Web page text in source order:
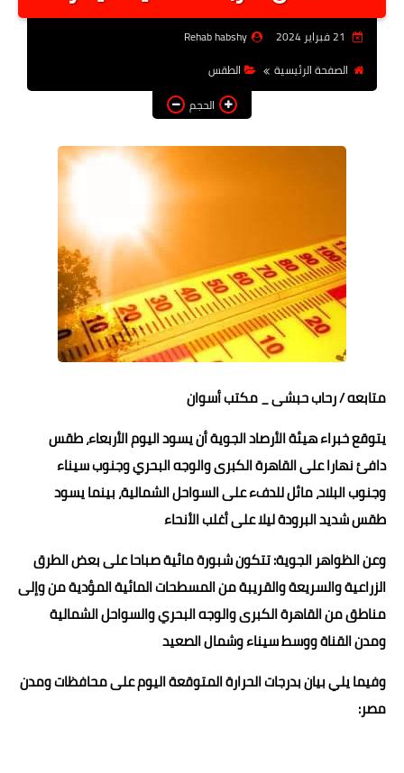
أخبار الرياصة
خدمات
عاجل
اخبار فنيه
التعليم
الصحه
الطقس
معلومه قانونيه
تكنولوجيا المعلومات
حوادث وقضايا
خدمات
الصحه والجمال
مقالات
Rehab habshy
الصفحة الرئيسية
الطقس
الحجم
متابعه / رحاب حبشى _ مكتب أسوان
يتوقع خبراء هيئة الأرصاد الجوية أن يسود اليوم الأربعاء، طقس
دافئ نهارا على القاهرة الكبرى والوجه البحري وجنوب سيناء
وجنوب البلاد، مائل للدفء على السواحل الشمالية، بينما يسود
طقس شديد البرودة ليلا على أغلب الأنحاء
وعن الظواهر الجوية: تتكون شبورة مائية صباحا على بعض الطرق
الزراعية والسريعة والقريبة من المسطحات المائية المؤدية من وإلى
مناطق من القاهرة الكبرى والوجه البحري والسواحل الشمالية
ومدن القناة ووسط سيناء وشمال الصعيد
وفيما يلي بيان بدرجات الحرارة المتوقعة اليوم على محافظات ومدن
مصر: